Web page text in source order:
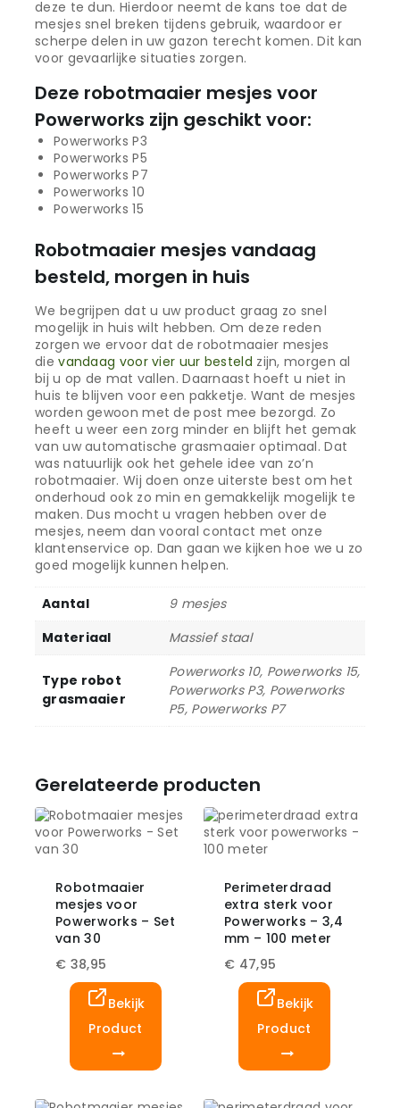
deze te dun. Hierdoor neemt de kans toe dat de
mesjes snel breken tijdens gebruik, waardoor er
scherpe delen in uw gazon terecht komen. Dit kan
voor gevaarlijke situaties zorgen.
Deze robotmaaier mesjes voor
Powerworks zijn geschikt voor:
Powerworks P3
Powerworks P5
Powerworks P7
Powerworks 10
Powerworks 15
Robotmaaier mesjes vandaag
besteld, morgen in huis
We begrijpen dat u uw product graag zo snel
mogelijk in huis wilt hebben. Om deze reden
zorgen we ervoor dat de robotmaaier mesjes
dievandaag voor vier uur besteld zijn, morgen al
bij u op de mat vallen. Daarnaast hoeft u niet in
huis te blijven voor een pakketje. Want de mesjes
worden gewoon met de post mee bezorgd. Zo
heeft u weer een zorg minder en blijft het gemak
van uw automatische grasmaaier optimaal. Dat
was natuurlijk ook het gehele idee van zo’n
robotmaaier. Wij doen onze uiterste best om het
onderhoud ook zo min en gemakkelijk mogelijk te
maken. Dus mocht u vragen hebben over de
mesjes, neem dan vooral contact met onze
klantenservice op. Dan gaan we kijken hoe we u zo
goed mogelijk kunnen helpen.
Aantal
9 mesjes
Materiaal
Massief staal
Type robot
grasmaaier
Powerworks 10, Powerworks 15,
Powerworks P3, Powerworks
P5, Powerworks P7
Gerelateerde producten
Robotmaaier
mesjes voor
Powerworks – Set
van 30
€ 38,95
Bekijk
Product
Perimeterdraad
extra sterk voor
Powerworks – 3,4
mm – 100 meter
€ 47,95
Bekijk
Product